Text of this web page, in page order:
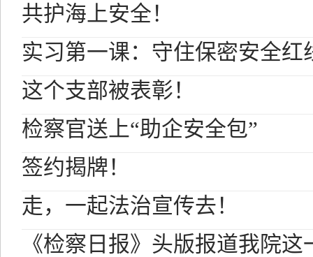
共护海上安全！
实习第一课：守住保密安全红
这个支部被表彰！
检察官送上“助企安全包”
签约揭牌！
走，一起法治宣传去！
《检察日报》头版报道我院这